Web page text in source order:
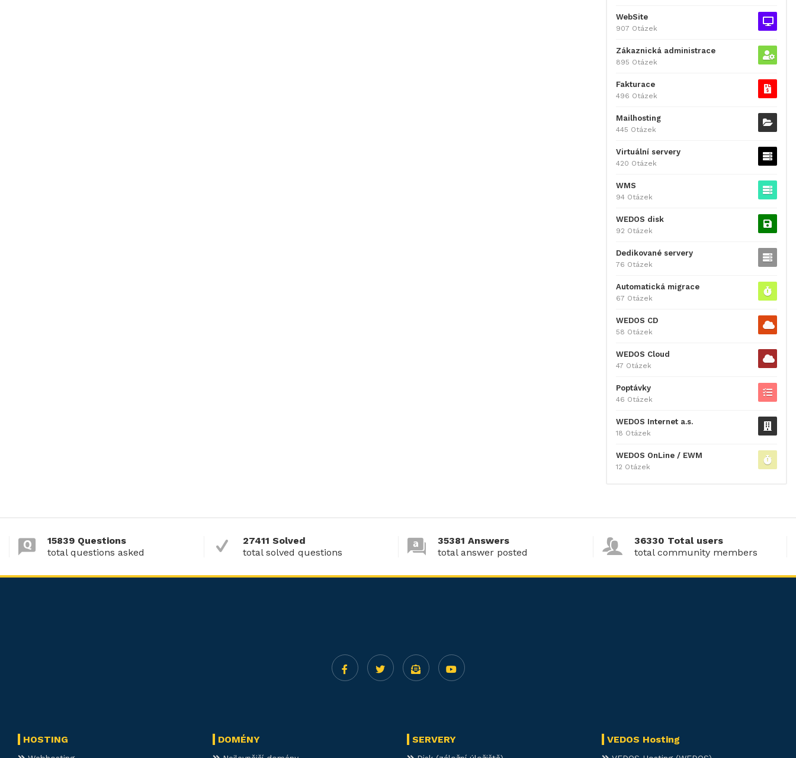
WebSite
907 Otázek
Zákaznická administrace
895 Otázek
Fakturace
496 Otázek
Mailhosting
445 Otázek
Virtuální servery
420 Otázek
WMS
94 Otázek
WEDOS disk
92 Otázek
Dedikované servery
76 Otázek
Automatická migrace
67 Otázek
WEDOS CD
58 Otázek
WEDOS Cloud
47 Otázek
Poptávky
46 Otázek
WEDOS Internet a.s.
18 Otázek
WEDOS OnLine / EWM
12 Otázek
15839 Questions
total questions asked
27411 Solved
total solved questions
35381 Answers
total answer posted
36330 Total users
total community members
HOSTING DOMÉNY SERVERY VEDOS Hosting